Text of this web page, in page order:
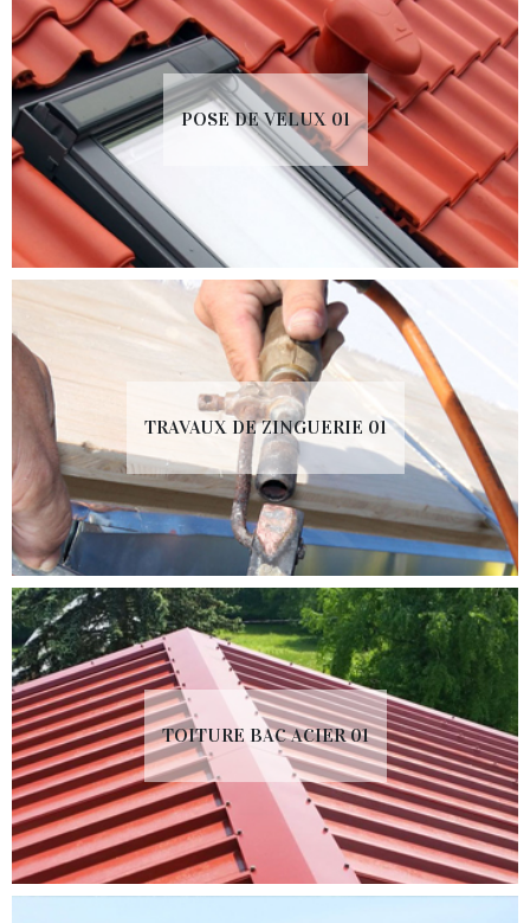
POSE DE VELUX 01
TRAVAUX DE ZINGUERIE 01
TOITURE BAC ACIER 01